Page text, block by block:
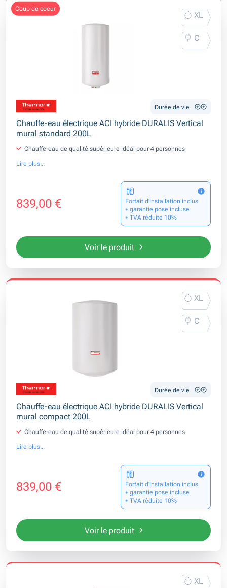
coup de coeur
XL
C
Durée de vie
Chauffe-eau électrique ACI hybride DURALIS Vertical
mural standard 200L
Chauffe-eau de qualité supérieure idéal pour 4 personnes
Lire plus...
839,00 €
Forfait d’installation inclus
+ garantie pose incluse
+ TVA réduite 10%
Voir le produit
XL
C
Durée de vie
Chauffe-eau électrique ACI hybride DURALIS Vertical
mural compact 200L
Chauffe-eau de qualité supérieure idéal pour 4 personnes
Lire plus...
839,00 €
Forfait d’installation inclus
+ garantie pose incluse
+ TVA réduite 10%
Voir le produit
XL